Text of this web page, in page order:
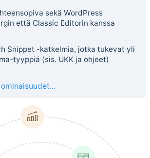
sekä WordPress
että Classic Editorin kanssa
Snippet -katkelmia, jotka tukevat yli
tyyppiä (sis. UKK ja ohjeet)